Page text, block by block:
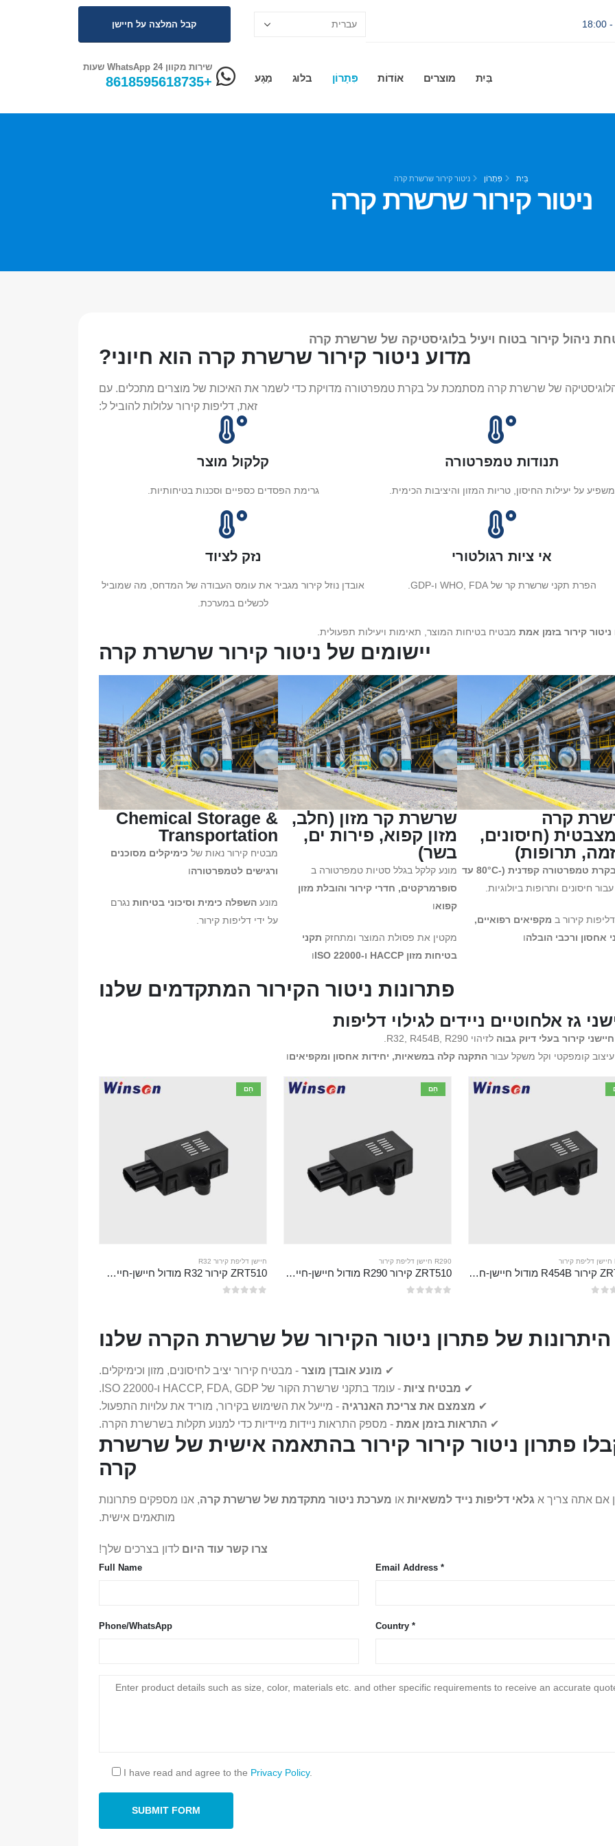
קבל המלצה על חיישן
בַּיִת מוצרים אוֹדוֹת פִּתָרוֹן בלוג מַגָע
שירות מקוון WhatsApp 24 שעות
+8618595618735
בַּיִת פִּתָרוֹן ניטור קירור שרשרת קרה
ניטור קירור שרשרת קרה
ניהול קירור בטוח ויעיל בלוגיסטיקה של שרשרת קרה
מדוע ניטור קירור שרשרת קרה הוא חיוני?
של שרשרת קרה מסתמכת על בקרת טמפרטורה מדויקת כדי לשמר את האיכות של מוצרים מתכלים. עם
זאת, דליפות קירור עלולות להוביל ל:
תנודות טמפרטורה
משפיע על יעילות החיסון, טריות המזון והיציבות הכימית.
קלקול מוצר
גרימת הפסדים כספיים וסכנות בטיחותיות.
אי ציות רגולטורי
הפרת תקני שרשרת קר של WHO, FDA ו-GDP.
נזק לציוד
אובדן נוזל קירור מגביר את עומס העבודה של המדחס, מה שמוביל
לכשלים במערכת.
ניטור קירור בזמן אמת מבטיח בטיחות המוצר, תאימות ויעילות תפעולית.
יישומים של ניטור קירור שרשרת קרה
קרה
(חיסונים,
תרופות)
בקרת טמפרטורה קפדנית (-80°C עד
עבור חיסונים ותרופות ביולוגיות.
קירור ב מקפיאים רפואיים,
אחסון ורכבי הובלהו
שרשרת קר מזון (חלב,
מזון קפוא, פירות ים,
בשר)
מונע קלקל בגלל סטיות טמפרטורה ב
סופרמרקטים, חדרי קירור והובלת מזון
קפואו
מקטין את פסולת המוצר ומתחזק תקני
בטיחות מזון HACCP ו-ISO 22000
ו
Chemical Storage &
Transportation
מבטיח קירור נאות של כימיקלים מסוכנים
ורגישים לטמפרטורהו
מונעהשפלה כימית וסיכוני בטיחות נגרם
על ידי דליפות קירור.
פתרונות ניטור הקירור המתקדמים שלנו
גז אלחוטיים ניידים לגילוי דליפות
חיישני קירור בעלי דיוק גבוה לזיהוי R32, R454B, R290.
עיצוב קומפקטי וקל משקל עבורהתקנה קלה במשאיות, יחידות אחסון ומקפיאיםו
ZRT510 קירור R454B מודול חיישן-חיישן קירור NDIR בעל ביצועים גבוהים
חַם
R290 חיישן דליפת קירור
ZRT510 קירור R290 מודול חיישן-חיישן קירור NDIR בעל ביצועים גבוהים
חַם
חיישן דליפת קירור R32
ZRT510 קירור R32 מודול חיישן-חיישן קירור NDIR בעל ביצועים גבוהים
היתרונות של פתרון ניטור הקירור של שרשרת הקרה שלנו
✔ מונע אובדן מוצר - מבטיח קירור יציב לחיסונים, מזון וכימיקלים.
✔ מבטיח ציות - עומד בתקני שרשרת הקור של HACCP, FDA, GDP ו-ISO 22000.
✔ מצמצם את צריכת האנרגיה - מייעל את השימוש בקירור, מוריד את עלויות התפעול.
✔ התראות בזמן אמת - מספק התראות ניידות מיידיות כדי למנוע תקלות בשרשרת הקרה.
פתרון ניטור קירור קירור בהתאמה אישית של שרשרת
קרה
אם אתה צריך א גלאי דליפות נייד למשאיות או מערכת ניטור מתקדמת של שרשרת קרה, אנו מספקים פתרונות
מותאמים אישית.
צרו קשר עוד היום לדון בצרכים שלך!
Full Name Email Address *
Phone/WhatsApp Country *
I have read and agree to the Privacy Policy.